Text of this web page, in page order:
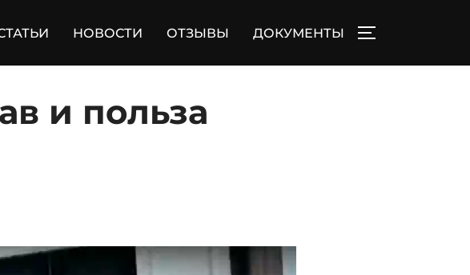
НОВОСТИ ОТЗЫВЫ ДОКУМЕНТЫ
и польза